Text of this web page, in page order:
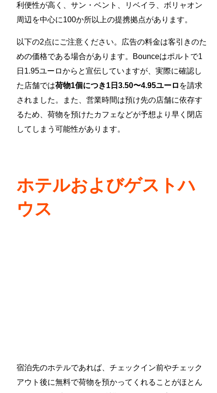
利便性が高く、サン・ベント、リベイラ、ボリャオン
周辺を中心に100か所以上の提携拠点があります。
以下の2点にご注意ください。広告の料金は客引きのた
めの価格である場合があります。Bounceはポルトで1
日1.95ユーロからと宣伝していますが、実際に確認し
た店舗では荷物1個につき1日3.50〜4.95ユーロ を請求
されました。また、営業時間は預け先の店舗に依存す
るため、荷物を預けたカフェなどが予想より早く閉店
してしまう可能性があります。
ホテルおよびゲストハ
ウス
宿泊先のホテルであれば、チェックイン前やチェック
アウト後に無料で荷物を預かってくれることがほとん